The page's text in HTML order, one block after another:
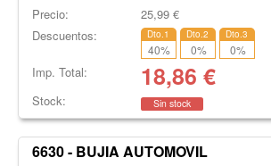
Precio: 25,99€
Descuentos:
Dto.1
40%
Dto.2
0%
Dto.3
0%
Imp. Total: 18,86 €
Stock: Sin stock
6630 - BUJIA AUTOMOVIL